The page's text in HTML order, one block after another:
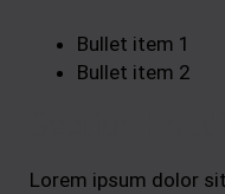
Bullet item 1
Bullet item 2
Lorem ipsum dolor